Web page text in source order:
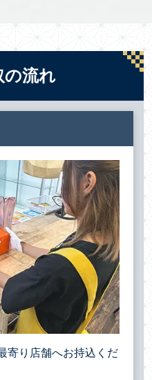
の流れ
寄り店舗へお持込くだ